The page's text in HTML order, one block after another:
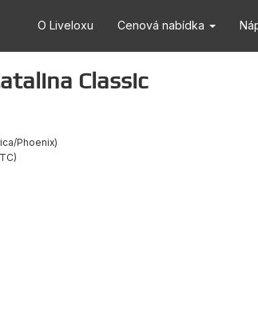
O Liveloxu Cenová nabídka
Classic
Phoenix